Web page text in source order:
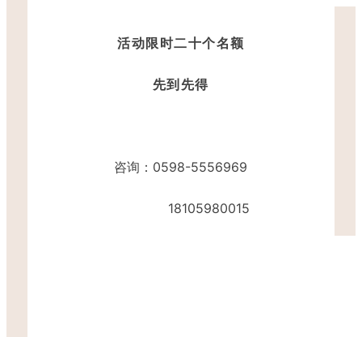
活动限时二十个名额
先到先得
咨询 ：0598-5556969
18105980015